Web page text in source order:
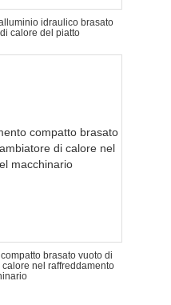
idraulico brasato
calore del piatto
brasato vuoto di
nel raffreddamento